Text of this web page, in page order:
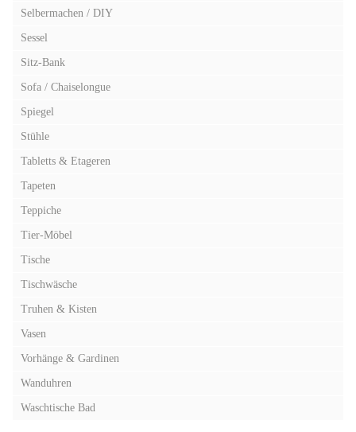
Selbermachen / DIY
Sessel
Sitz-Bank
Sofa / Chaiselongue
Spiegel
Stühle
Tabletts & Etageren
Tapeten
Teppiche
Tier-Möbel
Tische
Tischwäsche
Truhen & Kisten
Vasen
Vorhänge & Gardinen
Wanduhren
Waschtische Bad